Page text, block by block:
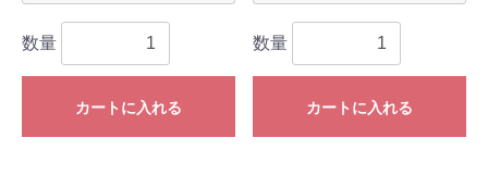
数量
カートに入れる
数量
カートに入れる